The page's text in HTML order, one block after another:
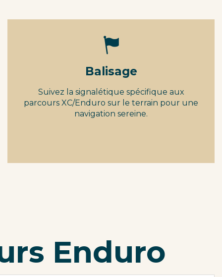
Balisage
Suivez la signalétique spécifique aux
parcours XC/Enduro sur le terrain pour une
navigation sereine.
Enduro